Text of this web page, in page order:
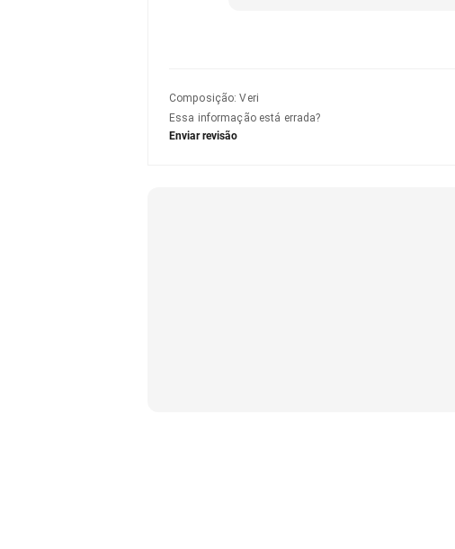
Composição:Veri
Essa informação está errada?
Enviar revisão